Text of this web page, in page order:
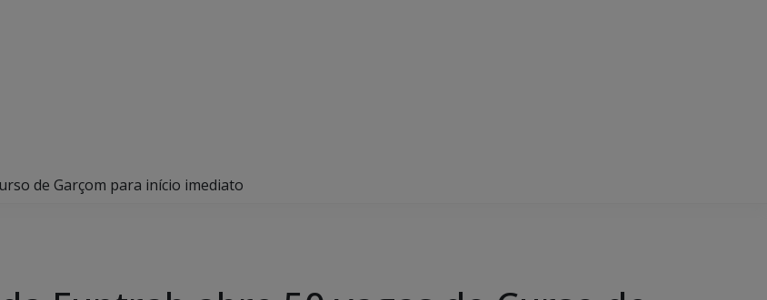
de Garçom para início imediato